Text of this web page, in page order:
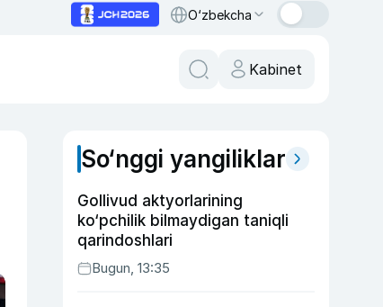
O‘zbekcha
Kabinet
So‘nggi yangiliklar
Gollivud aktyorlarining
ko‘pchilik bilmaydigan taniqli
qarindoshlari
Bugun, 13:35